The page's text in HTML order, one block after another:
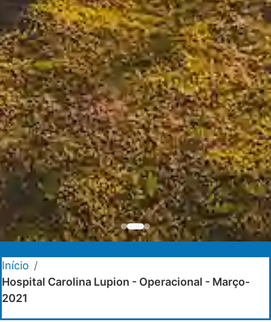
Início /
Hospital Carolina Lupion - Operacional - Março-
2021